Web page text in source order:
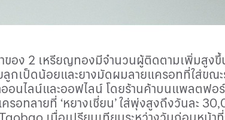
ของ 2 เหรียญทองมีจำนวนผู้ติดตามเพิ่มสูงขึ้
ลูกเป็ดน้อยและยางมัดผมลายแครอทที่ใส่ข
นไลน์และออฟไลน์ โดยร้านค้าบนแพลตฟอ
ทลายที่ ‘หยางเชี่ยน’ ใส่พุ่งสูงถึงวันละ